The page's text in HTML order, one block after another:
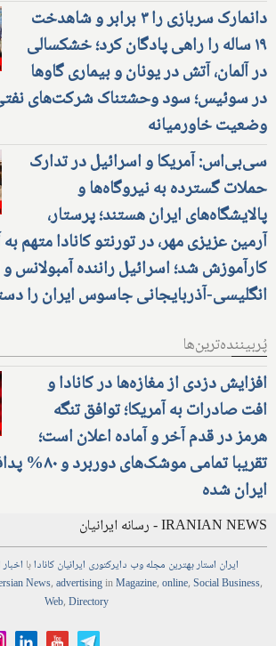
دانمارک سربازی را ۳ برابر و شاهدخت
۱۹ ساله را راهی پادگان کرد؛ خشکسالی
در آلمان، آتش در یونان و بیماری گاوها
در سوئیس؛ سود وحشتناک شرکت‌های نفتی
وضعیت خاورمیانه
سی‌بی‌اس: آمریکا و اسرائیل در تدارک
حملات گسترده به نیروگاه‌ها و
پالایشگاه‌های ایران هستند؛ پرستار،
آرمین عزیزی مهر، در تورنتو کانادا متهم
کارآموزش شد؛ اسرائیل راننده آمبولانس
انگلیسی-آذربایجانی جاسوس ایران را
پُربیننده‌ترین‌ها
افزایش دزدی از مغازه‌ها در کانادا و
افت صادرات به آمریکا؛ توافق تنگه
هرمز در قدم آخر و آماده اعلان است؛
تقریبا تمامی
ایران شده
IRANIAN NEWS - رسانه ایرانیان
ایران استاربهترین مجلهوب دایرکتوری ایرانیان کانادابا اخبار
News,advertisinginMagazine,online,Social Business,
Web,Directory